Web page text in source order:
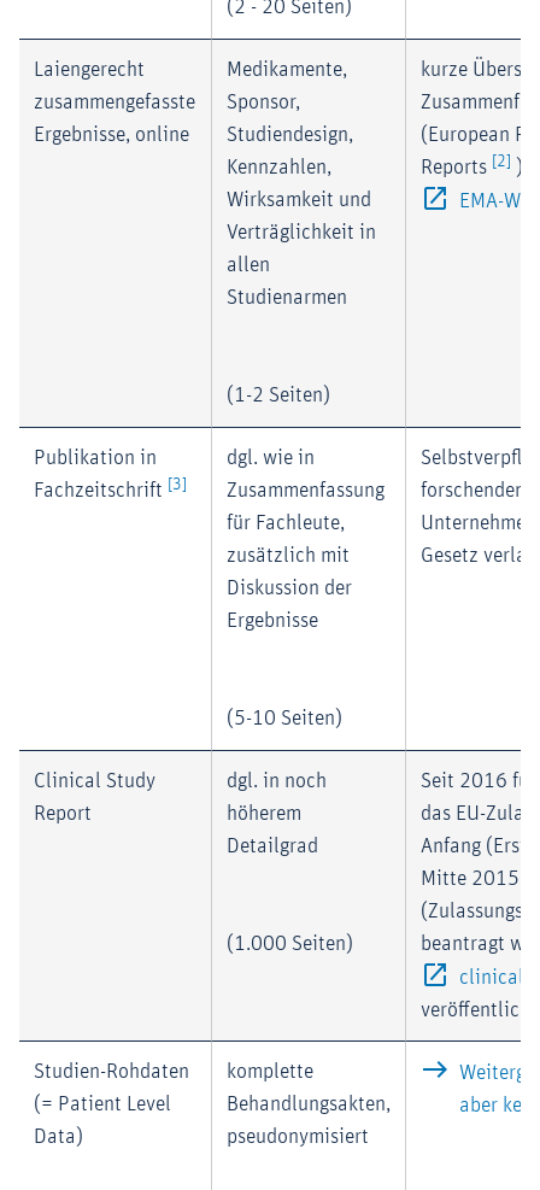
(2 - 20 Seiten)
Laiengerecht
zusammengefasste
Ergebnisse, online
Medikamente,
Sponsor,
Studiendesign,
Kennzahlen,
Wirksamkeit und
Verträglichkeit in
allen
Studienarmen
(1-2 Seiten)
kurze
(European
Reports [2] )
EMA-
Publikation in
Fachzeitschrift [3]
dgl. wie in
Zusammenfassung
für Fachleute,
zusätzlich mit
Diskussion der
Ergebnisse
(5-10 Seiten)
forschenden
Gesetz
Clinical Study
Report
dgl. in noch
höherem
Detailgrad
(1.000 Seiten)
Seit 2016 für
das EU-
Anfang
Mitte 2015
beantragt
Studien-Rohdaten
(= Patient Level
Data)
komplette
Behandlungsakten,
pseudonymisiert
aber